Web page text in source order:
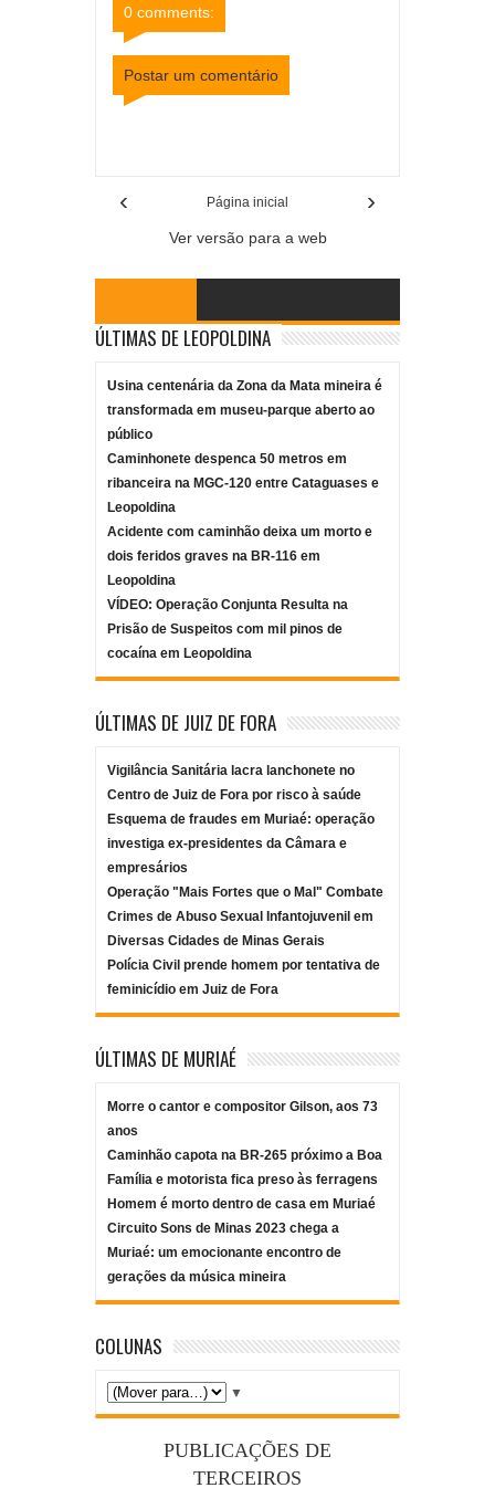
0 comments:
Postar um comentário
‹ ›
Página inicial
Ver versão para a web
ÚLTIMAS DE LEOPOLDINA
Usina centenária da Zona da Mata mineira é
transformada em museu-parque aberto ao
público
Caminhonete despenca 50 metros em
ribanceira na MGC-120 entre Cataguases e
Leopoldina
Acidente com caminhão deixa um morto e
dois feridos graves na BR-116 em
Leopoldina
VÍDEO: Operação Conjunta Resulta na
Prisão de Suspeitos com mil pinos de
cocaína em Leopoldina
ÚLTIMAS DE JUIZ DE FORA
Vigilância Sanitária lacra lanchonete no
Centro de Juiz de Fora por risco à saúde
Esquema de fraudes em Muriaé: operação
investiga ex-presidentes da Câmara e
empresários
Operação "Mais Fortes que o Mal" Combate
Crimes de Abuso Sexual Infantojuvenil em
Diversas Cidades de Minas Gerais
Polícia Civil prende homem por tentativa de
feminicídio em Juiz de Fora
ÚLTIMAS DE MURIAÉ
Morre o cantor e compositor Gilson, aos 73
anos
Caminhão capota na BR-265 próximo a Boa
Família e motorista fica preso às ferragens
Homem é morto dentro de casa em Muriaé
Circuito Sons de Minas 2023 chega a
Muriaé: um emocionante encontro de
gerações da música mineira
COLUNAS
▼
PUBLICAÇÕES DE
TERCEIROS